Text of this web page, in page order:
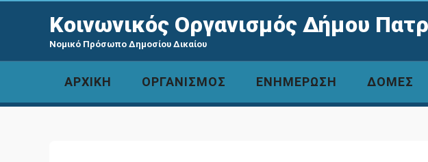
Κοινωνικός Οργανισμός Δήμου
Νομικό Πρόσωπο Δημοσίου Δικαίου
ΑΡΧΙΚΗ ΟΡΓΑΝΙΣΜΟΣ ΕΝΗΜΕΡΩΣΗ ΔΟΜΕΣ